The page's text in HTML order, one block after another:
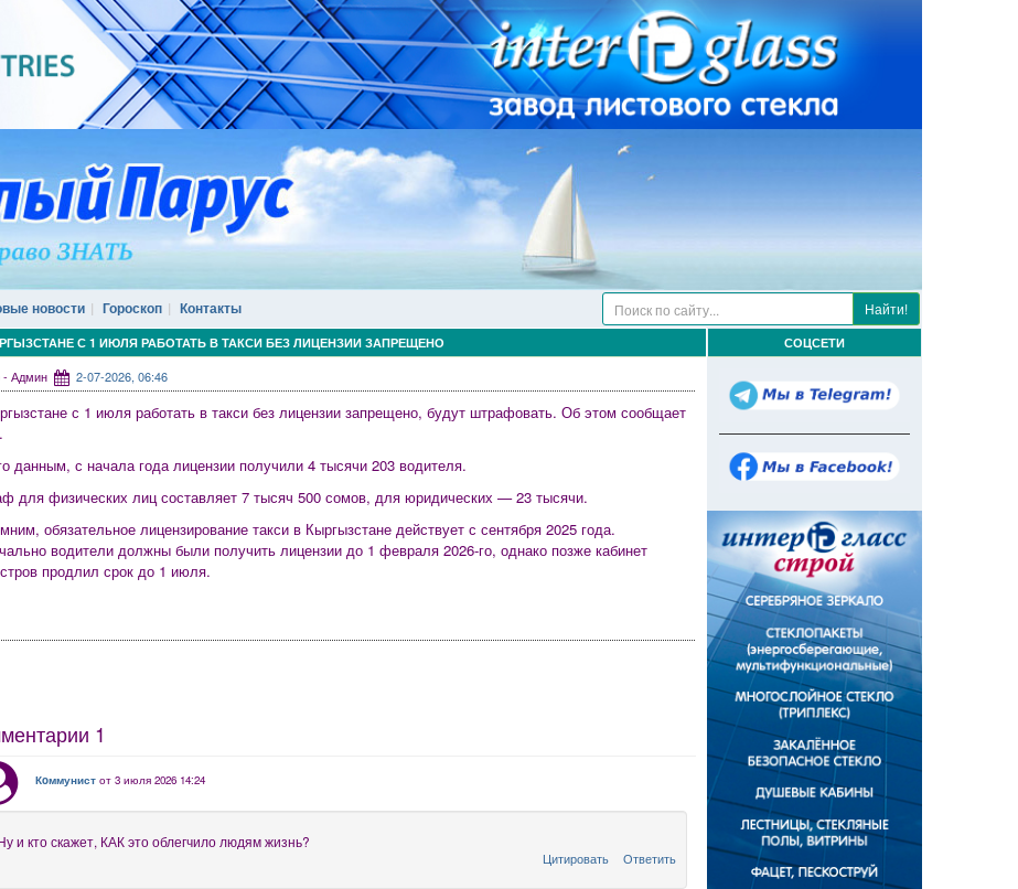
новости Гороскоп Контакты Найти!
С 1 ИЮЛЯ РАБОТАТЬ В ТАКСИ БЕЗ ЛИЦЕНЗИИ ЗАПРЕЩЕНО
- Админ 2-07-2026, 06:46
с 1 июля работать в такси без лицензии запрещено, будут штрафовать. Об этом сообщает
данным, с начала года лицензии получили 4 тысячи 203 водителя.
для физических лиц составляет 7 тысяч 500 сомов, для юридических — 23 тысячи.
обязательное лицензирование такси в Кыргызстане действует с сентября 2025 года.
водители должны были получить лицензии до 1 февраля 2026-го, однако позже кабинет
продлил срок до 1 июля.
1
Кoммунист от 3 июля 2026 14:24
и кто скажет, КАК это облегчило людям жизнь?
Цитировать Ответить
СОЦСЕТИ